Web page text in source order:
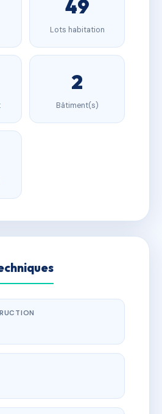
49
Lots habitation
2
Bâtiment(s)